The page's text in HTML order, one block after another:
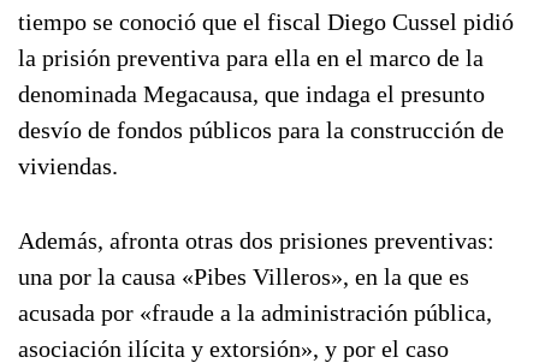
tiempo se conoció que el fiscal Diego Cussel pidió
la prisión preventiva para ella en el marco de la
denominada Megacausa, que indaga el presunto
desvío de fondos públicos para la construcción de
viviendas.
Además, afronta otras dos prisiones preventivas:
una por la causa «Pibes Villeros», en la que es
acusada por «fraude a la administración pública,
asociación ilícita y extorsión», y por el caso